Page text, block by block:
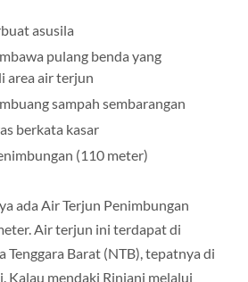
asusila
pulang benda yang
area air terjun
sampah sembarangan
berkata kasar
(110 meter)
ada Air Terjun Penimbungan
Air terjun ini terdapat di
Tenggara Barat (NTB), tepatnya di
Kalau mendaki Rinjani melalui